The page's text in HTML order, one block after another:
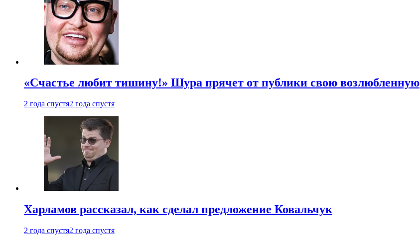
«Счастье любит тишину!» Шура прячет от публики свою возлюбленную
2 года спустя2 года спустя
Харламов рассказал, как сделал предложение Ковальчук
2 года спустя2 года спустя